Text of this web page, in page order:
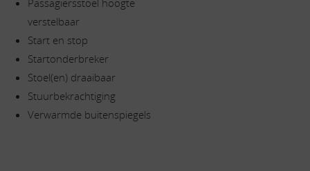
Passagiersstoel hoogte
verstelbaar
Start en stop
Startonderbreker
Stoel(en) draaibaar
Stuurbekrachtiging
Verwarmde buitenspiegels